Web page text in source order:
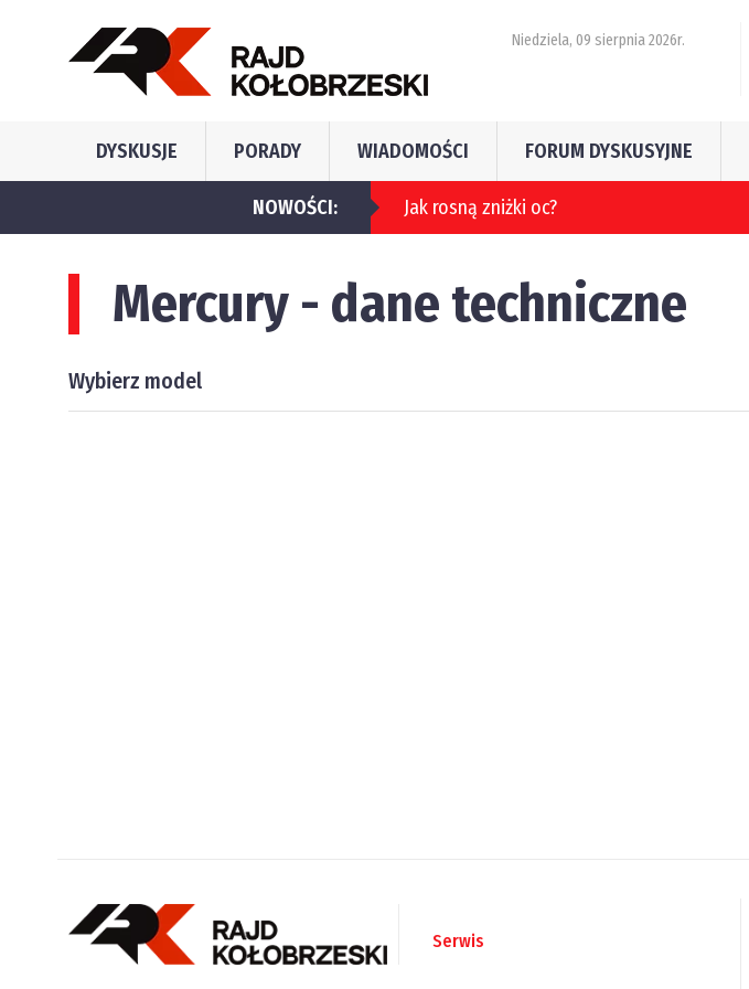
Niedziela, 09 sierpnia 2026r.
DYSKUSJE PORADY WIADOMOŚCI FORUM DYSKUSYJNE
NOWOŚCI:Jak rosną zniżki oc?
Mercury - dane techniczne
Wybierz model
Serwis